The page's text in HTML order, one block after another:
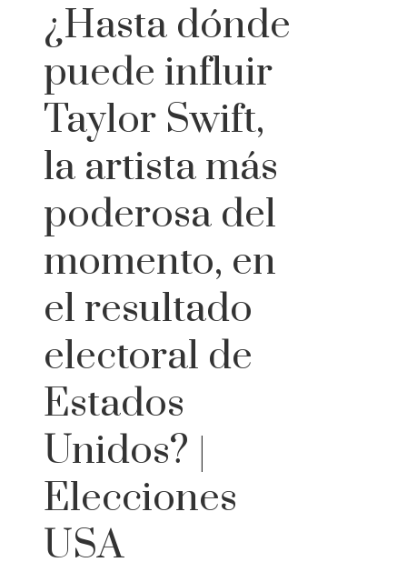
¿Hasta dónde
puede influir
Taylor Swift,
la artista más
poderosa del
momento, en
el resultado
electoral de
Estados
Unidos? |
Elecciones
USA